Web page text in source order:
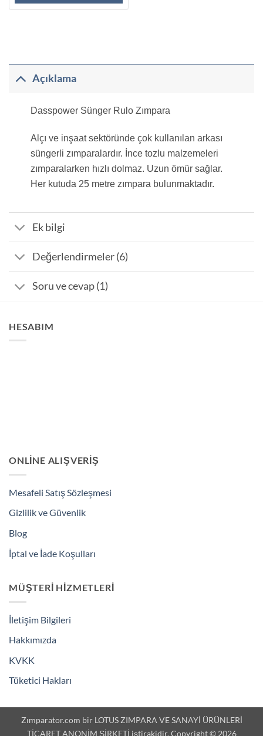
üzerindenBu
var.
ürün
seçilebilir
Açıklama
Dasspower Sünger Rulo Zımpara
Alçı ve inşaat sektöründe çok kullanılan arkası
süngerli zımparalardır. İnce tozlu malzemeleri
zımparalarken hızlı dolmaz. Uzun ömür sağlar.
Her kutuda 25 metre zımpara bulunmaktadır.
Ek bilgi
Değerlendirmeler (6)
Soru ve cevap (1)
HESABIM
ONLINE ALIŞVERIŞ
Mesafeli Satış Sözleşmesi
Gizlilik ve Güvenlik
Blog
İptal ve İade Koşulları
MÜŞTERI HIZMETLERI
İletişim Bilgileri
Hakkımızda
KVKK
Tüketici Hakları
Zımparator.com bir LOTUS ZIMPARA VE SANAYİ ÜRÜNLERİ
TİCARET ANONİM ŞİRKETİ iştirakidir. Copyright © 2026